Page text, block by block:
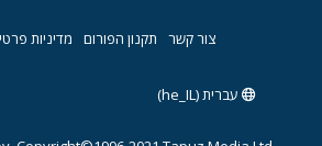
צור קשר תקנון הפורום מדיניות
עברית (he_IL)